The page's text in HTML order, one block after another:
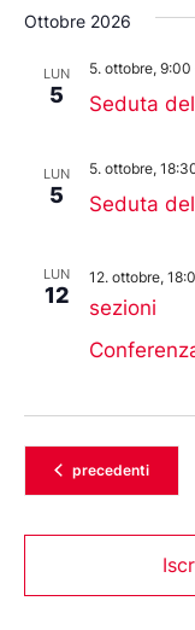
Ottobre 2026
LUN
5 Seduta
5. ottobre, 9:00
LUN
5 Seduta
5. ottobre,
LUN
12
12. ottobre,
sezioni
Eventi
precedenti